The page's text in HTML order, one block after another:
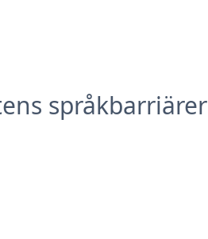
språkbarriärer